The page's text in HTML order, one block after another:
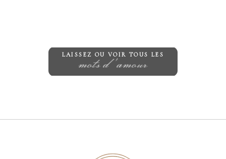
mots d'amour
LAISSEZ OU VOIR TOUS LES